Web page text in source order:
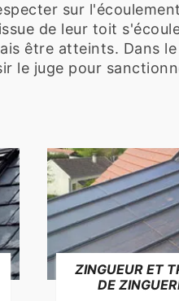
sur
de leur toit
être atteints. Dans le
le juge pour
ZINGUEUR ET
DE